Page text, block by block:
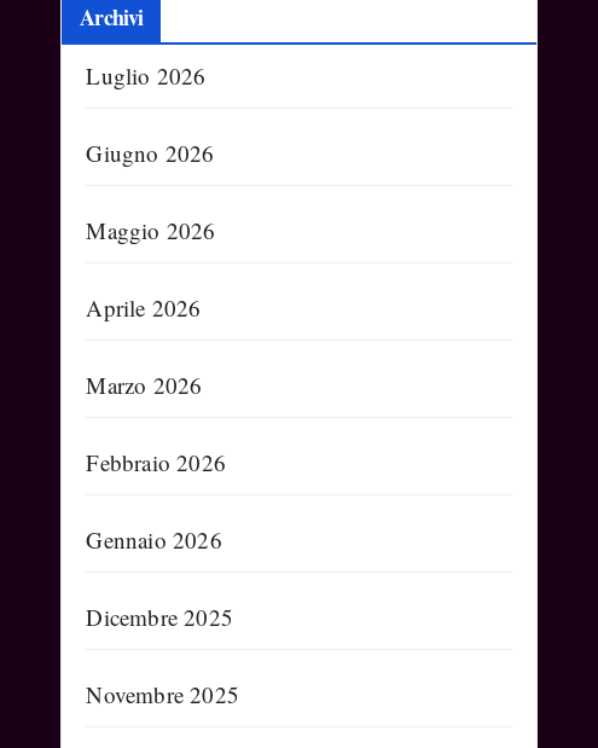
Archivi
Luglio 2026
Giugno 2026
Maggio 2026
Aprile 2026
Marzo 2026
Febbraio 2026
Gennaio 2026
Dicembre 2025
Novembre 2025